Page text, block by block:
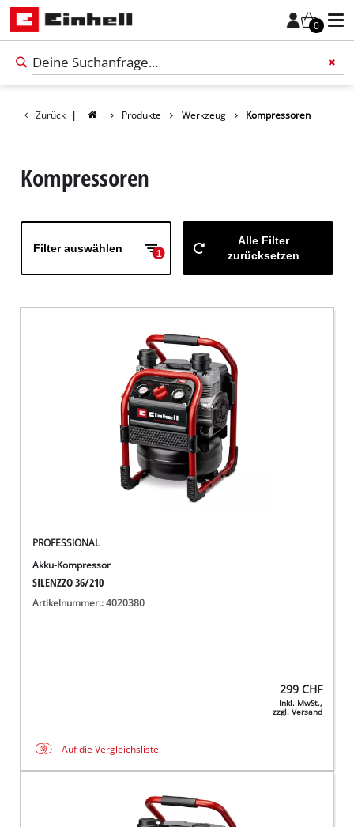
0
Zurück | Produkte Werkzeug Kompressoren
Kompressoren
Filter auswählen 1
Alle Filter
zurücksetzen
PROFESSIONAL
Akku-Kompressor
SILENZZO 36/210
Artikelnummer.: 4020380
299 CHF
Inkl. MwSt.,
zzgl. Versand
Auf die Vergleichsliste